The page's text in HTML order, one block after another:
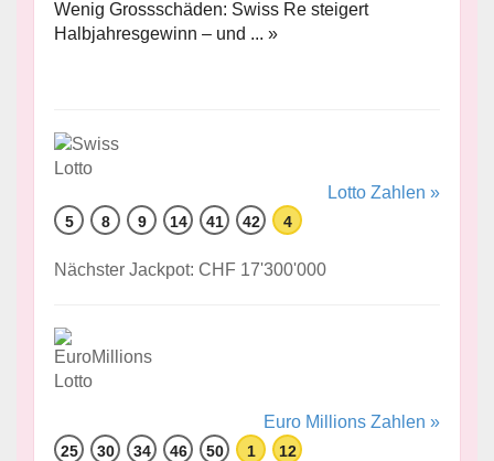
Wenig Grossschäden: Swiss Re steigert
Halbjahresgewinn – und ... »
Lotto Zahlen »
5 8 9 14 41 42 4
Nächster Jackpot: CHF 17'300'000
Euro Millions Zahlen »
25 30 34 46 50 1 12